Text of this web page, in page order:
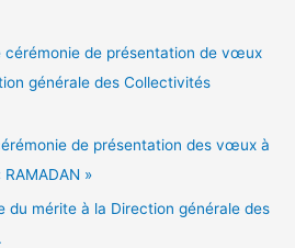
cérémonie de présentation de vœux
générale des Collectivités
de présentation des vœux à
»
du mérite à la Direction générale des